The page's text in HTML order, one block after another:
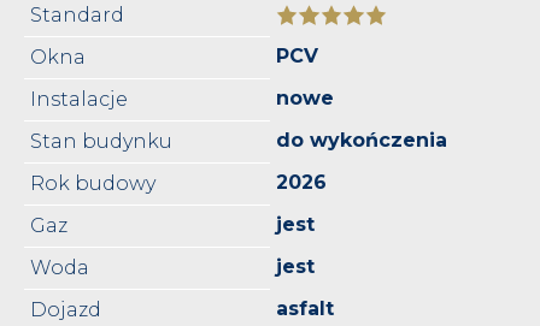
Standard
Okna
PCV
Instalacje
nowe
Stan budynku
do wykończenia
Rok budowy
2026
Gaz
jest
Woda
jest
Dojazd
asfalt